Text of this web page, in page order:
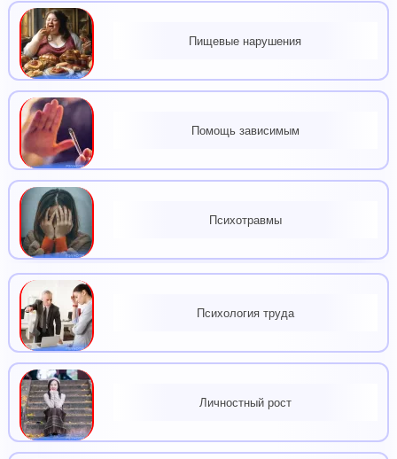
Пищевые нарушения
Помощь зависимым
Психотравмы
Психология труда
Личностный рост